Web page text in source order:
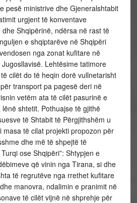
pesë ministrive dhe Gjeneralshtabit
urgjent të konventave
Shqipërinë, ndërsa në rast të
e shqiptarëve në Shqipëri
nga zonat kufitare në
Lehtësime tatimore
cilët do të heqin dorë vullnetarisht
transport pa pagesë deri në
vetëm ata të cilët pasurinë e
shtetit. Pothuajse të gjithë
të Shtabit të Përgjithshëm u
masa të cilat projekti propozon për
dhe më të shpejtë të
ose Shqipëri”: Shtypjen e
që vinin nga Tirana, si dhe
të regrutëve nga rrethet kufitare
manovra, ndalimin e pranimit në
të cilët vijnë në shprehje për